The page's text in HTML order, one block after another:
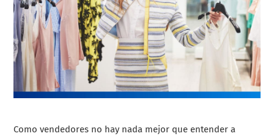
Como vendedores no hay nada mejor que entender a